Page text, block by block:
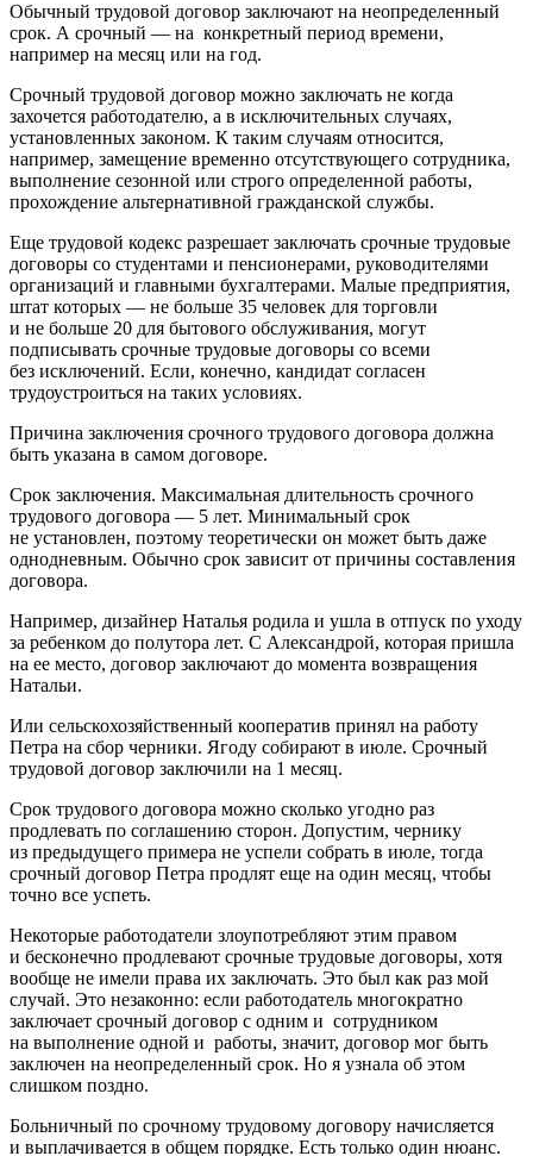
Обычный трудовой договор заключают на неопределенный
срок. А срочный — на конкретный период времени,
например на месяц или на год.
Срочный трудовой договор можно заключать не когда
захочется работодателю, а в исключительных случаях,
установленных законом. К таким случаям относится,
например, замещение временно отсутствующего сотрудника,
выполнение сезонной или строго определенной работы,
прохождение альтернативной гражданской службы.
Еще трудовой кодекс разрешает заключать срочные трудовые
договоры со студентами и пенсионерами, руководителями
организаций и главными бухгалтерами. Малые предприятия,
штат которых — не больше 35 человек для торговли
и не больше 20 для бытового обслуживания, могут
подписывать срочные трудовые договоры со всеми
без исключений. Если, конечно, кандидат согласен
трудоустроиться на таких условиях.
Причина заключения срочного трудового договора должна
быть указана в самом договоре.
Срок заключения. Максимальная длительность срочного
трудового договора — 5 лет. Минимальный срок
не установлен, поэтому теоретически он может быть даже
однодневным. Обычно срок зависит от причины составления
договора.
Например, дизайнер Наталья родила и ушла в отпуск по уходу
за ребенком до полутора лет. С Александрой, которая пришла
на ее место, договор заключают до момента возвращения
Натальи.
Или сельскохозяйственный кооператив принял на работу
Петра на сбор черники. Ягоду собирают в июле. Срочный
трудовой договор заключили на 1 месяц.
Срок трудового договора можно сколько угодно раз
продлевать по соглашению сторон. Допустим, чернику
из предыдущего примера не успели собрать в июле, тогда
срочный договор Петра продлят еще на один месяц, чтобы
точно все успеть.
Некоторые работодатели злоупотребляют этим правом
и бесконечно продлевают срочные трудовые договоры, хотя
вообще не имели права их заключать. Это был как раз мой
случай. Это незаконно: если работодатель многократно
заключает срочный договор с одним и сотрудником
на выполнение одной и работы, значит, договор мог быть
заключен на неопределенный срок. Но я узнала об этом
слишком поздно.
Больничный по срочному трудовому договору начисляется
и выплачивается в общем порядке. Есть только один нюанс.